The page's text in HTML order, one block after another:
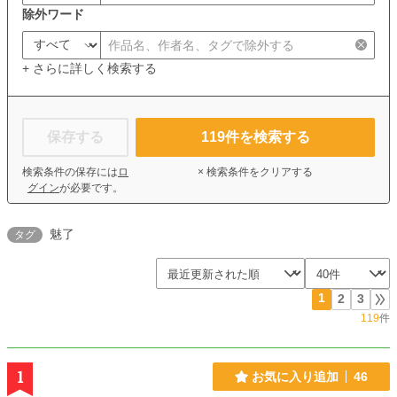
除外ワード
+ さらに詳しく検索する
保存する
検索条件の保存には ロ
グインが必要です。
119件を検索する
× 検索条件をクリアする
タグ 魅了
1 2 3
119件
1 お気に入り追加 46